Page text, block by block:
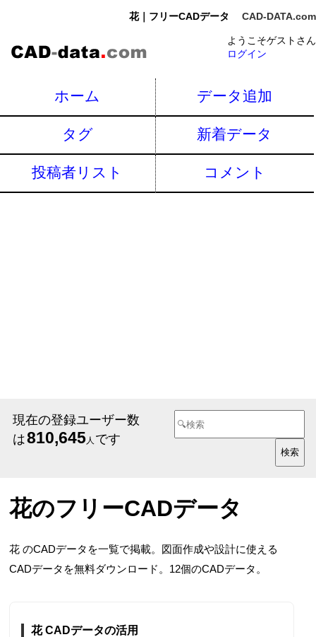
花｜フリーCADデータ CAD-DATA.com
ようこそゲストさん
ログイン
ホーム データ追加
タグ 新着データ
投稿者リスト コメント
現在の登録ユーザー数
は810,645人 です
花のフリーCADデータ
花 のCADデータを一覧で掲載。図面作成や設計に使える
CADデータを無料ダウンロード。12個のCADデータ。
花 CADデータの活用